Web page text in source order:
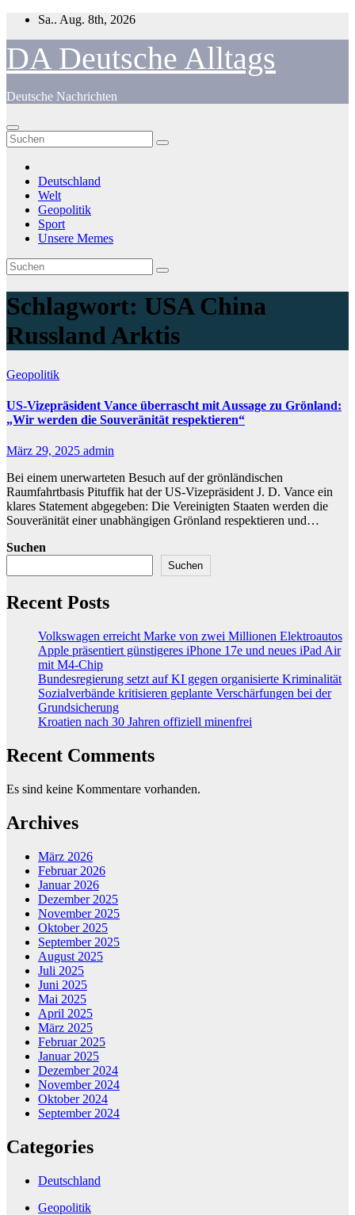
Zum
springen
Sa.. Aug. 8th, 2026
DA Deutsche Alltags
Deutsche Nachrichten
Deutschland
Welt
Geopolitik
Sport
Unsere Memes
Schlagwort: USA China
Russland Arktis
Geopolitik
US-Vizepräsident Vance überrascht mit Aussage zu Grönland:
„Wir werden die Souveränität respektieren“
März 29, 2025 admin
Bei einem unerwarteten Besuch auf der grönländischen
Raumfahrtbasis Pituffik hat der US-Vizepräsident J. D. Vance ein
klares Statement abgegeben: Die Vereinigten Staaten werden die
Souveränität einer unabhängigen Grönland respektieren und…
Suchen
Suchen
Recent Posts
Volkswagen erreicht Marke von zwei Millionen Elektroautos
Apple präsentiert günstigeres iPhone 17e und neues iPad Air
mit M4-Chip
Bundesregierung setzt auf KI gegen organisierte Kriminalität
Sozialverbände kritisieren geplante Verschärfungen bei der
Grundsicherung
Kroatien nach 30 Jahren offiziell minenfrei
Recent Comments
Es sind keine Kommentare vorhanden.
Archives
März 2026
Februar 2026
Januar 2026
Dezember 2025
November 2025
Oktober 2025
September 2025
August 2025
Juli 2025
Juni 2025
Mai 2025
April 2025
März 2025
Februar 2025
Januar 2025
Dezember 2024
November 2024
Oktober 2024
September 2024
Categories
Deutschland
Geopolitik